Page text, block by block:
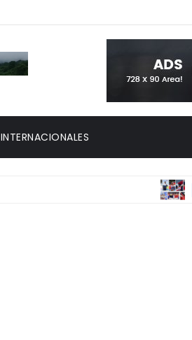
INTERNACIONALES